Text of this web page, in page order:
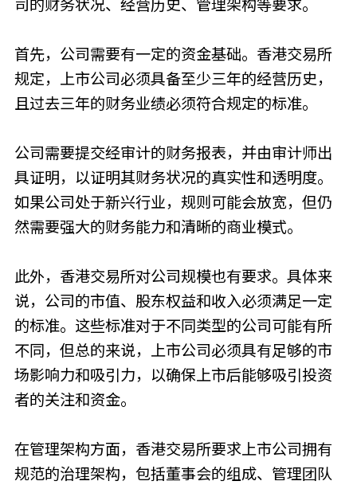
司的财务状况、经营历史、管理架构等要求。
首先，公司需要有一定的资金基础。香港交易所
规定，上市公司必须具备至少三年的经营历史，
且过去三年的财务业绩必须符合规定的标准。
公司需要提交经审计的财务报表，并由审计师出
具证明，以证明其财务状况的真实性和透明度。
如果公司处于新兴行业，规则可能会放宽，但仍
然需要强大的财务能力和清晰的商业模式。
此外，香港交易所对公司规模也有要求。具体来
说，公司的市值、股东权益和收入必须满足一定
的标准。这些标准对于不同类型的公司可能有所
不同，但总的来说，上市公司必须具有足够的市
场影响力和吸引力，以确保上市后能够吸引投资
者的关注和资金。
在管理架构方面，香港交易所要求上市公司拥有
规范的治理架构，包括董事会的组成、管理团队